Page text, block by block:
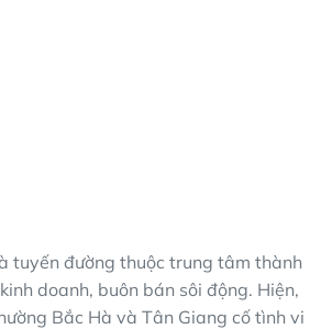
tuyến đường thuộc trung tâm thành
doanh, buôn bán sôi động. Hiện,
Bắc Hà và Tân Giang cố tình vi